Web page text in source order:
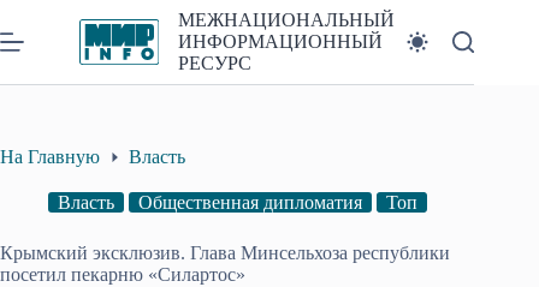
к
сути
МЕЖНАЦИОНАЛЬНЫЙ
ИНФОРМАЦИОННЫЙ
РЕСУРС
На Главную Власть
Власть Общественная дипломатия Топ
Крымский эксклюзив. Глава Минсельхоза республики
посетил пекарню «Силартос»